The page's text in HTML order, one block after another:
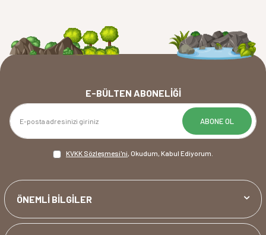
E-BÜLTEN ABONELIĞI
ABONE OL
KVKK Sözleşmesi'ni , Okudum, Kabul Ediyorum.
ÖNEMLİ BİLGİLER